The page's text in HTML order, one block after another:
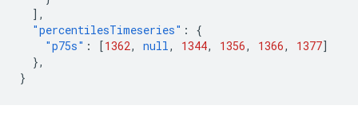
],
"percentilesTimeseries" :
{
"p75s" : [1362, null, 1344, 1356, 1366, 1377]
},
}